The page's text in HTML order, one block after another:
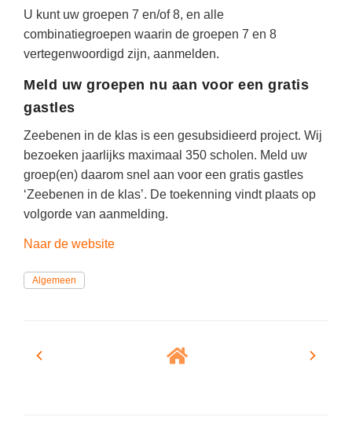
Verkeer
Verzorging
THEMA'S
Budgetteren
De boerderij
Duurzaamheid
Eerste wereldoorlog
Evolutieleer
Feest- en Gedenkdagen
Kinderboekenweek
Beeldende Vorming
Biologie
Geld PO
Geld VO
Geschiedenis
Maatschappijleer
Orientatie
Taalvaardigheid
U kunt uw groepen 7 en/of 8, en alle
combinatiegroepen waarin de groepen 7 en 8
vertegenwoordigd zijn, aanmelden.
Meld uw groepen nu aan voor een gratis
gastles
Zeebenen in de klas is een gesubsidieerd project. Wij
bezoeken jaarlijks maximaal 350 scholen. Meld uw
groep(en) daarom snel aan voor een gratis gastles
‘Zeebenen in de klas’. De toekenning vindt plaats op
volgorde van aanmelding.
Naar de website
Algemeen